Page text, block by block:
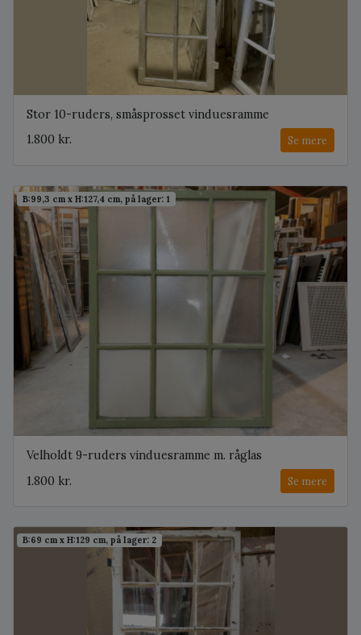
Stor 10-ruders, småsprosset vinduesramme
1.800 kr.
Se mere
B:99,3 cm x H:127,4 cm, på lager: 1
Velholdt 9-ruders vinduesramme m. råglas
1.800 kr.
Se mere
B:69 cm x H:129 cm, på lager: 2